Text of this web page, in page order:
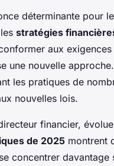
déterminante pour
stratégies
aux exigences
une nouvelle
les pratiques de
nouvelles lois.
financier,
de 2025 montrent
concentrer